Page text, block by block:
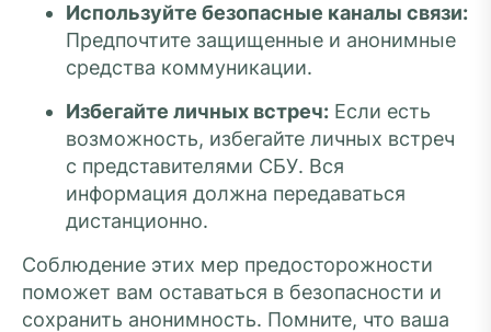
Используйте безопасные каналы связи:
Предпочтите защищенные и анонимные
средства коммуникации.
Избегайте личных встреч: Если есть
возможность, избегайте личных встреч
с представителями СБУ. Вся
информация должна передаваться
дистанционно.
Соблюдение этих мер предосторожности
поможет вам оставаться в безопасности и
сохранить анонимность. Помните, что ваша